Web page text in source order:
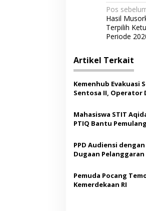
a
s
a
n
N
k
b
a
N
a
v
i
g
a
s
i
p
s
Pos
Hasil
Terpilih
Periode
Artikel Terkait
Kemenhub Evakuasi
Sentosa II, Operator
Mahasiswa STIT
PTIQ Bantu
PPD Audiensi
Dugaan
Pemuda Pocang
Kemerdekaan RI